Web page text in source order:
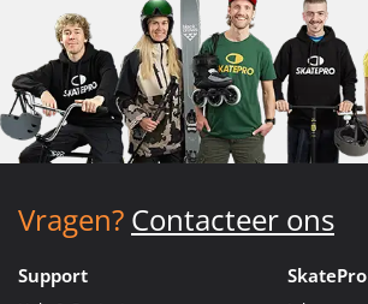
Vragen? Contacteer ons
Support SkatePro